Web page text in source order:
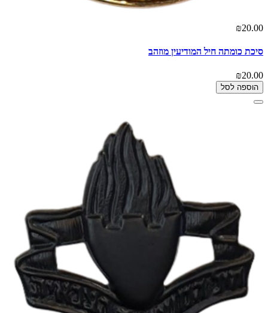
₪20.00
סיכת כומתה חיל המודיעין מוזהב
₪20.00
הוספה לסל